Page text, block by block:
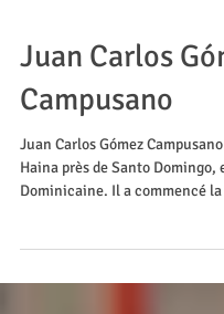
Juan Carlos
Campusano
Juan Carlos Gómez Campusano est né à